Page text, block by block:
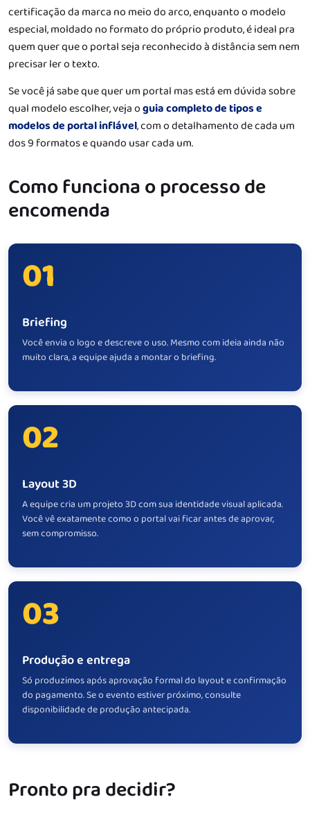
certificação da marca no meio do arco, enquanto o modelo
especial, moldado no formato do próprio produto, é ideal pra
quem quer que o portal seja reconhecido à distância sem nem
precisar ler o texto.
Se você já sabe que quer um portal mas está em dúvida sobre
qual modelo escolher, veja oguia completo de tipos e
modelos de portal inflável, com o detalhamento de cada um
dos 9 formatos e quando usar cada um.
Como funciona o processo de
encomenda
01
Briefing
Você envia o logo e descreve o uso. Mesmo com ideia ainda não
muito clara, a equipe ajuda a montar o briefing.
02
Layout 3D
A equipe cria um projeto 3D com sua identidade visual aplicada.
Você vê exatamente como o portal vai ficar antes de aprovar,
sem compromisso.
03
Produção e entrega
Só produzimos após aprovação formal do layout e confirmação
do pagamento. Se o evento estiver próximo, consulte
disponibilidade de produção antecipada.
Pronto pra decidir?